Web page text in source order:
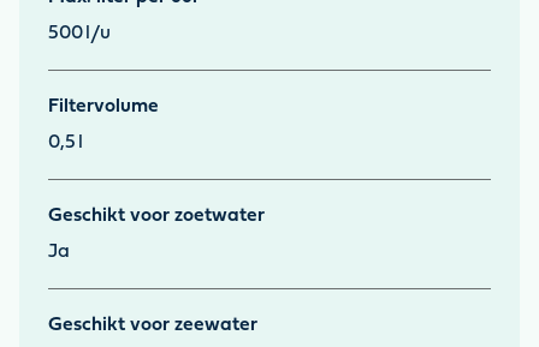
500 l/u
Filtervolume
0,5
Geschikt voor zoetwater
Ja
Geschikt voor zeewater